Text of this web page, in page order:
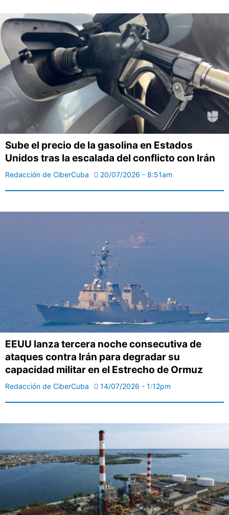
Sube el precio de la gasolina en Estados
Unidos tras la escalada del conflicto con Irán
Redacción de CiberCuba 20/07/2026 - 8:51am
EEUU lanza tercera noche consecutiva de
ataques contra Irán para degradar su
capacidad militar en el Estrecho de Ormuz
Redacción de CiberCuba 14/07/2026 - 1:12pm